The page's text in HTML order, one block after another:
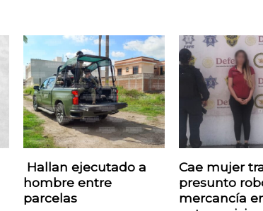
Hallan ejecutado a
hombre entre
parcelas
Cae mujer
presunto
mercancía